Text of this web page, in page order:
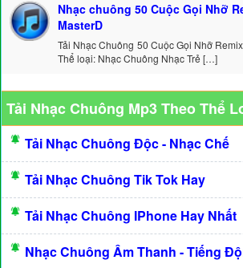
Nhạc chuông 50 Cuộc Gọi Nhỡ
MasterD
Tải Nhạc Chuông 50 Cuộc Gọi Nhỡ
Thể loại: Nhạc Chuông Nhạc Trẻ […]
Tải Nhạc Chuông Mp3 Theo Thể
Tải Nhạc Chuông Độc - Nhạc Chế
Tải Nhạc Chuông Tik Tok Hay
Tải Nhạc Chuông IPhone Hay Nhất
Nhạc Chuông Âm Thanh - Tiếng